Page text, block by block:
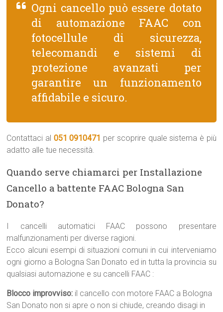
Ogni cancello può essere dotato
di automazione FAAC con
fotocellule di sicurezza,
telecomandi e sistemi di
protezione avanzati per
garantire un funzionamento
affidabile e sicuro.
Contattaci al 051 0910471 per scoprire quale sistema è più
adatto alle tue necessità.
Quando serve chiamarci per Installazione
Cancello a battente FAAC Bologna San
Donato?
I cancelli automatici FAAC possono presentare
malfunzionamenti per diverse ragioni.
Ecco alcuni esempi di situazioni comuni in cui interveniamo
ogni giorno a Bologna San Donato ed in tutta la provincia su
qualsiasi automazione e su cancelli FAAC :
Blocco improvviso: il cancello con motore FAAC a Bologna
San Donato non si apre o non si chiude, creando disagi in